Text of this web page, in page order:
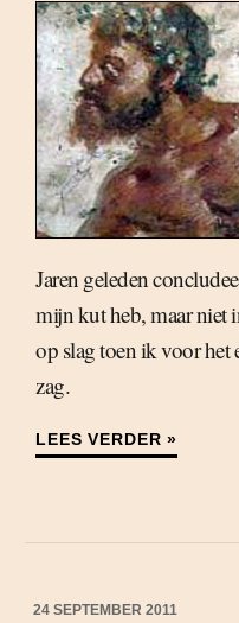
Jaren geleden
mijn kut heb, maar niet
op slag toen ik voor het
zag.
LEES VERDER »
24 SEPTEMBER 2011